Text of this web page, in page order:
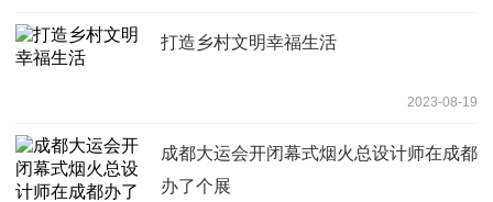
打造乡村文明幸福生活
2023-08-19
成都大运会开闭幕式烟火总设计师在成都
办了个展